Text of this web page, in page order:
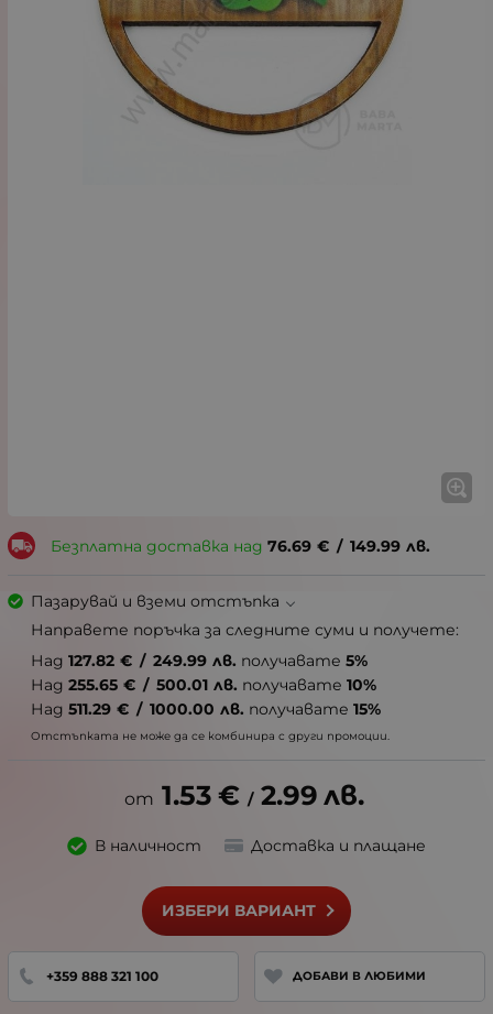
Безплатна доставка над 76.69 € / 149.99 лв.
Пазарувай и вземи отстъпка
Направете поръчка за следните суми и получете:
Над 127.82 € / 249.99 лв. получавате 5%
Над 255.65 € / 500.01 лв. получавате 10%
Над 511.29 € / 1000.00 лв. получавате 15%
Отстъпката не може да се комбинира с други промоции.
1.53 € / 2.99 лв.
В наличност Доставка и плащане
ИЗБЕРИ ВАРИАНТ
+359 888 321 100 ДОБАВИ В ЛЮБИМИ